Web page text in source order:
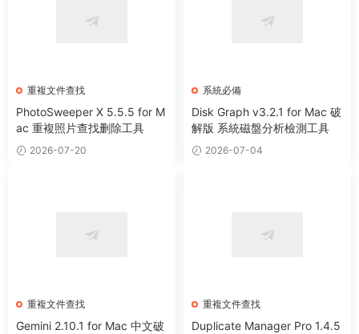
重複文件查找
PhotoSweeper X 5.5.5 for M
ac 重複照片查找删除工具
2026-07-20
系統必備
Disk Graph v3.2.1 for Mac 破
解版 系統磁盤分析檢測工具
2026-07-04
重複文件查找
Gemini 2.10.1 for Mac 中文破
重複文件查找
Duplicate Manager Pro 1.4.5